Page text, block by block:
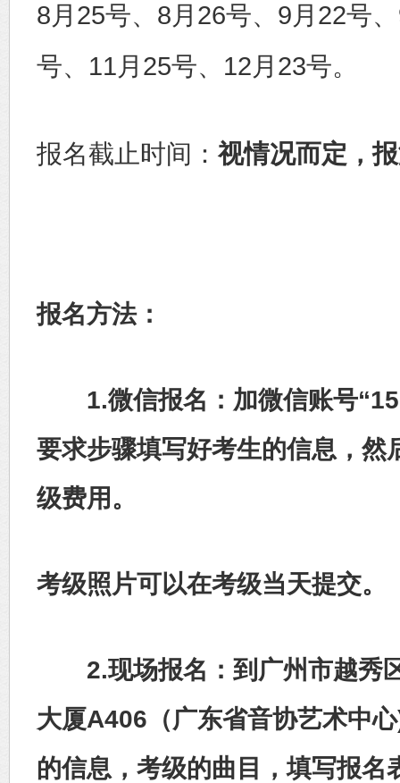
8月25号、8月26号、9月22号
号、11月25号、12月23号。
报名截止时间： 视情况而定 ，
报名方法：
1.微信报名：加微信账号
要求步骤填写好考生的信息，然
级费用。
考级照片可以在考级当天提交。
2.现场报名：到广州市越秀
大厦A406（广东省音协艺术中
的信息，考级的曲目，填写报名